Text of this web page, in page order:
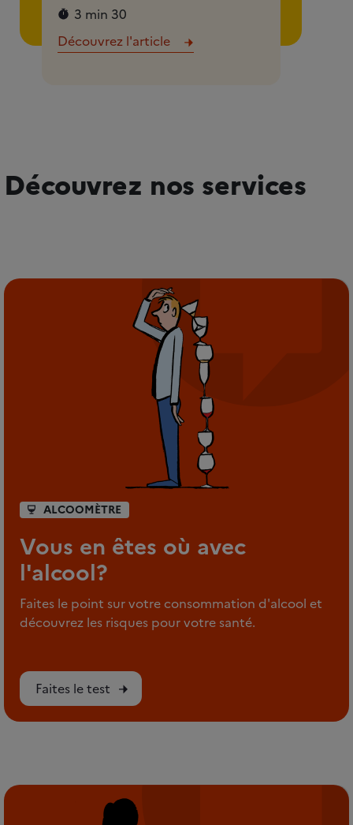
3 min 30
Découvrez l'article
Découvrez nos services
ALCOOMÈTRE
Vous en êtes où avec
l'alcool?
Faites le point sur votre consommation d'alcool et
découvrez les risques pour votre santé.
Faites le test